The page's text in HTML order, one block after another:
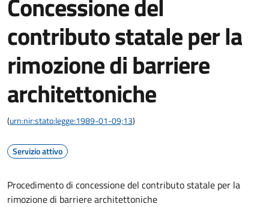
Concessione del
contributo statale per la
rimozione di barriere
architettoniche
(urn:nir:stato:legge:1989-01-09;13)
Servizio attivo
Procedimento di concessione del contributo statale per la
rimozione di barriere architettoniche